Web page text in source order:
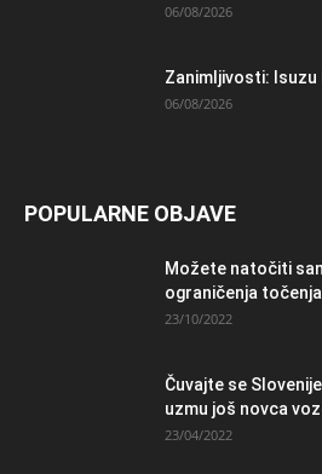
06/08/2026
Zanimljivosti: Isuzu
06/08/2026
POPULARNE OBJAVE
Možete natočiti
ograničenja
23/10/2022
Čuvajte se
uzmu još novca
23/04/2022